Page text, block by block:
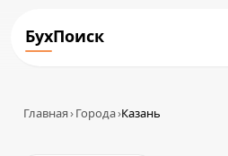
БухПоиск
Главная›Города›Казань